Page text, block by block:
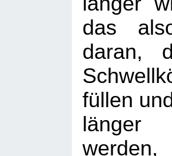
das
daran,
füllen